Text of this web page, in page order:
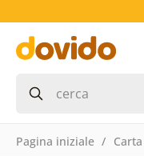
Pagina iniziale